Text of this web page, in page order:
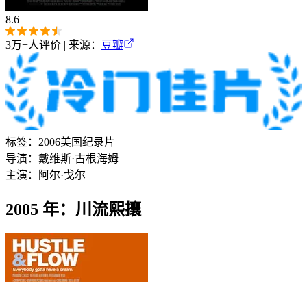
8.6
3万+人评价 | 来源： 豆瓣
标签： 2006美国纪录片
导演： 戴维斯·古根海姆
主演：
阿尔·戈尔
2005 年：川流熙攘